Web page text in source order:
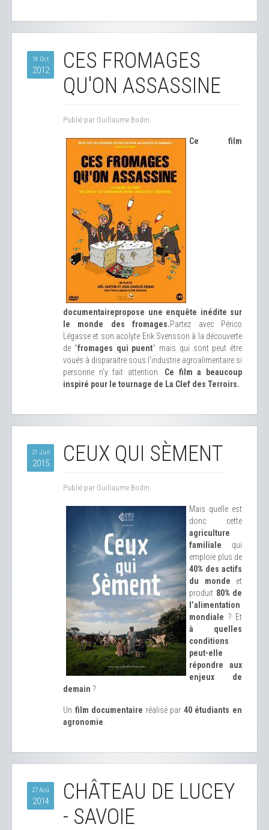
16 Oct
2012
CES FROMAGES
QU'ON ASSASSINE
Publié par Guillaume Bodin.
Ce film
documentairepropose une enquête inédite sur
le monde des fromages.Partez avec Périco
Légasse et son acolyte Erik Svensson à la découverte
de "fromages qui puent" mais qui sont peut être
voués à disparaitre sous l'industrie agroalimentaire si
personne n'y fait attention. Ce film a beaucoup
inspiré pour le tournage de La Clef des Terroirs.
21 Juil
2015 CEUX QUI SÈMENT
Publié par Guillaume Bodin.
Mais quelle est
donc cette
agriculture
familiale qui
emploie plus de
40% des actifs
du monde et
produit 80% de
l’alimentation
mondiale ? Et
à quelles
conditions
peut-elle
répondre aux
enjeux de
demain ?
Un film documentaire réalisé par 40 étudiants en
agronomie
27 Aoû
2014
CHÂTEAU DE LUCEY
- SAVOIE